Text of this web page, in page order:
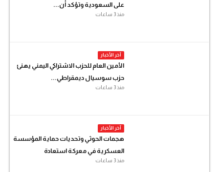
على السعودية وتؤكد أن...
منذ 3 ساعات
آخر الأخبار
الأمين العام للحزب الاشتراكي اليمني يهنئ
حزب سوسيال ديمقراطي...
منذ 3 ساعات
آخر الأخبار
هجمات الحوثي وتحديات حماية المؤسسة
العسكرية في معركة استعادة
منذ 3 ساعات